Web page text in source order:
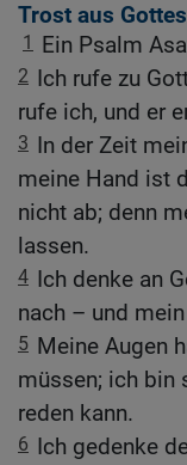
Trost aus
1 Ein Psalm
2 Ich rufe zu
rufe ich, und er
3 In der Zeit
meine Hand ist
nicht ab; denn
lassen.
4 Ich denke an
nach – und
5 Meine Augen
müssen; ich bin
reden kann.
6 Ich gedenke